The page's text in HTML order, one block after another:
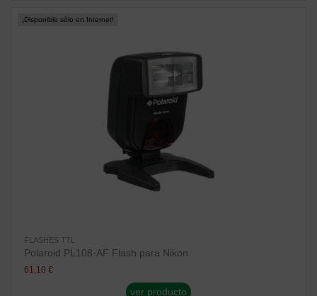
¡Disponible sólo en Internet!
FLASHES TTL
Polaroid PL108-AF Flash para Nikon
61,10 €
ver producto